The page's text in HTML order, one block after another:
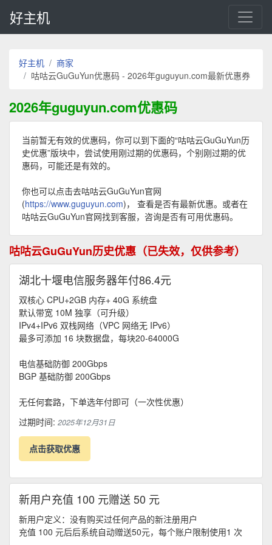
好主机
好主机
商家
咕咕云GuGuYun优惠码 - 2026年guguyun.com最新优惠券
2026年guguyun.com优惠码
当前暂无有效的优惠码，你可以到下面的“咕咕云GuGuYun历
史优惠”版块中，尝试使用刚过期的优惠码，个别刚过期的优
惠码，可能还是有效的。
你也可以点击去咕咕云GuGuYun官网
(https://www.guguyun.com)， 查看是否有最新优惠。或者在
咕咕云GuGuYun官网找到客服，咨询是否有可用优惠码。
咕咕云GuGuYun历史优惠（已失效，仅供参考）
湖北十堰电信服务器年付86.4元
双核心 CPU+2GB 内存+ 40G 系统盘
默认带宽 10M 独享（可升级）
IPv4+IPv6 双栈网络（VPC 网络无 IPv6）
最多可添加 16 块数据盘，每块20-64000G
电信基础防御 200Gbps
BGP 基础防御 200Gbps
无任何套路，下单选年付即可（一次性优惠）
过期时间: 2025年12月31日
点击获取优惠
新用户充值 100 元赠送 50 元
新用户定义：没有购买过任何产品的新注册用户
充值 100 元后后系统自动赠送50元，每个账户限制使用1 次